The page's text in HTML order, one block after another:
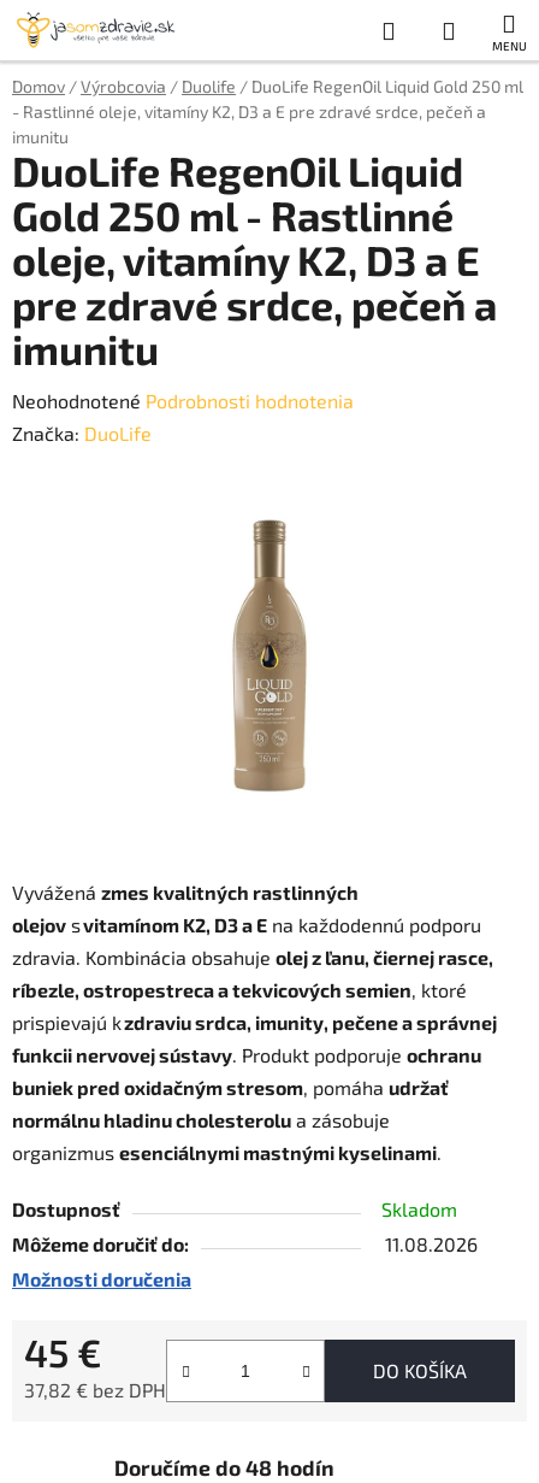
Prejsť
obsah
Hľadať
KOŠÍK
Domov /Výrobcovia / Duolife / DuoLife RegenOil Liquid Gold 250 ml
- Rastlinné oleje, vitamíny K2, D3 a E pre zdravé srdce, pečeň a
imunitu
Vyvážená zmes kvalitných rastlinných
olejov svitamínom K2, D3 a E na každodennú podporu
zdravia. Kombinácia obsahuje olej z ľanu, čiernej rasce,
ríbezle, ostropestreca a tekvicových semien, ktoré
prispievajú kzdraviu srdca, imunity, pečene a správnej
funkcii nervovej sústavy. Produkt podporuje ochranu
buniek pred oxidačným stresom, pomáha udržať
normálnu hladinu cholesterolu a zásobuje
organizmus esenciálnymi mastnými kyselinami.
Dostupnosť
Skladom
Môžeme doručiť do:
11.08.2026
Možnosti doručenia
45 €
37,82 € bez DPH
DO KOŠÍKA
DuoLife RegenOil Liquid
Gold 250 ml - Rastlinné
oleje, vitamíny K2, D3 a E
pre zdravé srdce, pečeň a
imunitu
Priemerné
hodnotenie
Neohodnotené Podrobnosti hodnotenia
Značka: DuoLife
Doručíme do 48 hodín